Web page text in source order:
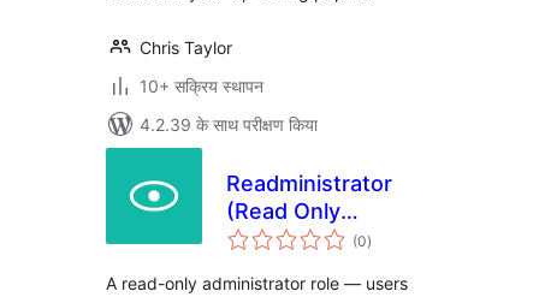
Chris Taylor
10+ सक्रिय स्थापन
4.2.39 के साथ परीक्षण किया
Readministrator
(Read Only
Administrator)
(0कुल
दर)
A read-only administrator role — users